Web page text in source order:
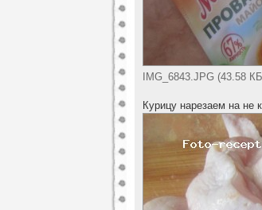
IMG_6843.JPG (43.58
Курицу нарезаем на не